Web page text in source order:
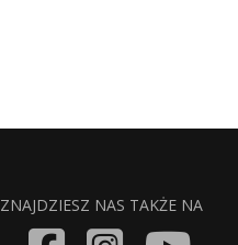
ZNAJDZIESZ NAS TAKŻE NA